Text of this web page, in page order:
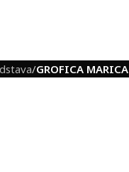
/GROFICA MARICA